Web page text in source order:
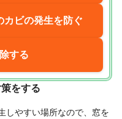
ビの発生を防ぐ
する
をする
しやすい場所なので、窓を